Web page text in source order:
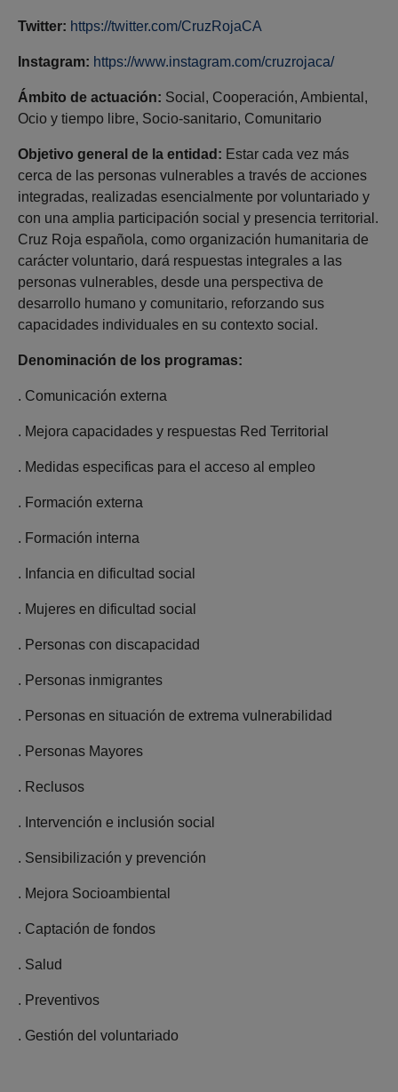
Twitter: https://twitter.com/CruzRojaCA
Instagram: https://www.instagram.com/cruzrojaca/
Ámbito de actuación: Social, Cooperación, Ambiental,
Ocio y tiempo libre, Socio-sanitario, Comunitario
Objetivo general de la entidad: Estar cada vez más
cerca de las personas vulnerables a través de acciones
integradas, realizadas esencialmente por voluntariado y
con una amplia participación social y presencia territorial.
Cruz Roja española, como organización humanitaria de
carácter voluntario, dará respuestas integrales a las
personas vulnerables, desde una perspectiva de
desarrollo humano y comunitario, reforzando sus
capacidades individuales en su contexto social.
Denominación de los programas:
. Comunicación externa
. Mejora capacidades y respuestas Red Territorial
. Medidas especificas para el acceso al empleo
. Formación externa
. Formación interna
. Infancia en dificultad social
. Mujeres en dificultad social
. Personas con discapacidad
. Personas inmigrantes
. Personas en situación de extrema vulnerabilidad
. Personas Mayores
. Reclusos
. Intervención e inclusión social
. Sensibilización y prevención
. Mejora Socioambiental
. Captación de fondos
. Salud
. Preventivos
. Gestión del voluntariado